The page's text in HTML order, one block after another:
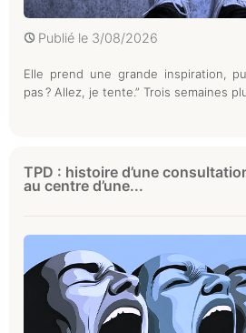
Publié le 3/08/2026
Elle prend une grande inspiration,
pas ? Allez, je tente.” Trois semaines
TPD : histoire d’une
au centre d’une...